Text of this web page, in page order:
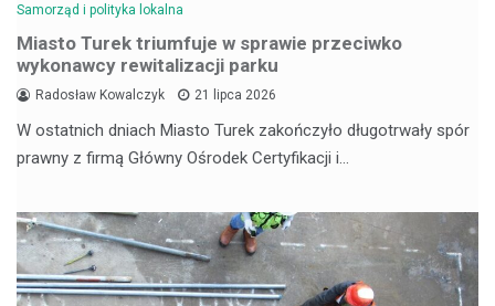
Samorząd i polityka lokalna
Miasto Turek triumfuje w sprawie przeciwko
wykonawcy rewitalizacji parku
Radosław Kowalczyk 21 lipca 2026
W ostatnich dniach Miasto Turek zakończyło długotrwały spór
prawny z firmą Główny Ośrodek Certyfikacji i…